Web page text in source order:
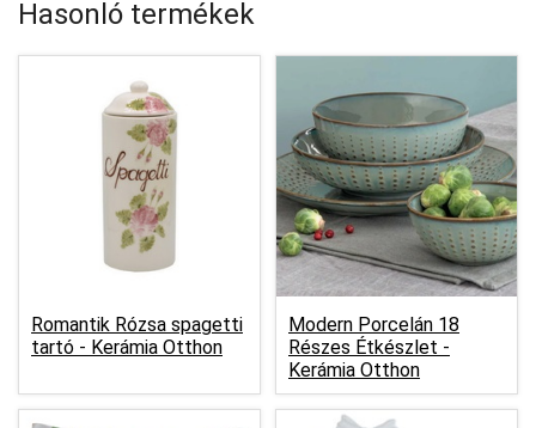
Hasonló termékek
Romantik Rózsa spagetti
tartó - Kerámia Otthon
Modern Porcelán 18
Részes Étkészlet -
Kerámia Otthon